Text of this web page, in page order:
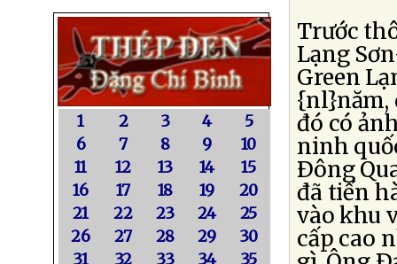
1 2 3 4
5
6
7 8 9
10
11
12 13 14
15
16
17 18 19
20
21
22 23 24
25
26
27 28 29
30
31
32 33 34
35
Trước
Lạng
Green
{nl}năm,
đó có
ninh
Ðông
đã tiến
vào khu
cấp cao